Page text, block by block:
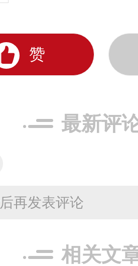
赞
最新评
后再发表评论
相关文